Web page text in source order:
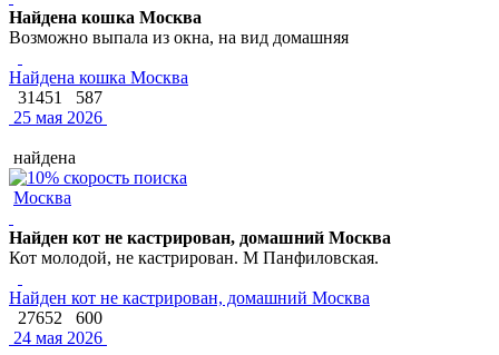
Найдена кошка Москва
Возможно выпала из окна, на вид домашняя
Найдена кошка Москва
31451
587
25 мая 2026
найдена
Москва
Найден кот не кастрирован, домашний Москва
Кот молодой, не кастрирован. М Панфиловская.
Найден кот не кастрирован, домашний Москва
27652
600
24 мая 2026